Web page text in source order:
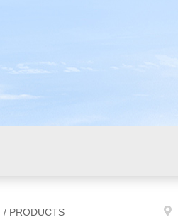
/ PRODUCTS